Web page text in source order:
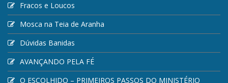
Fracos e Loucos
Mosca na Teia de Aranha
Dúvidas Banidas
AVANÇANDO PELA FÉ
O ESCOLHIDO – PRIMEIROS PASSOS DO MINISTÉRIO